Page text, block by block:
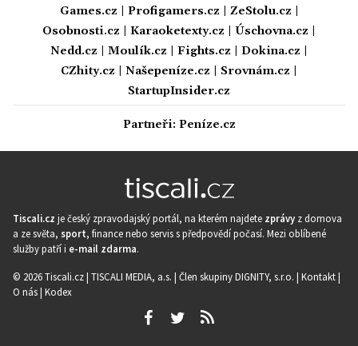
Games.cz
Profigamers.cz ZeStolu.cz
Osobnosti.cz
Karaoketexty.cz Úschovna.cz
Nedd.cz
Moulík.cz Fights.cz Dokina.cz
CZhity.cz
Našepeníze.cz Srovnám.cz
StartupInsider.cz
Partneři: Peníze.cz
Tiscali.cz je český zpravodajský portál, na kterém najdete zprávy z domova
a ze světa, sport, finance nebo servis s předpovědí počasí. Mezi oblíbené
služby patří i e-mail zdarma.
© 2026 Tiscali.cz | TISCALI MEDIA, a.s. | Člen skupiny DIGNITY, s.r.o. | Kontakt|
O nás| Kodex